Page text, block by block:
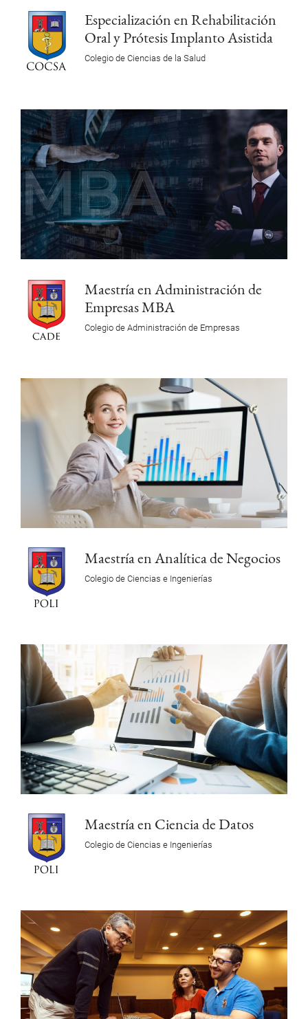
Especialización en Rehabilitación
Oral y Prótesis Implanto Asistida
Colegio de Ciencias de la Salud
Maestría en Administración de
Empresas MBA
Colegio de Administración de Empresas
Maestría en Analítica de Negocios
Colegio de Ciencias e Ingenierías
Maestría en Ciencia de Datos
Colegio de Ciencias e Ingenierías